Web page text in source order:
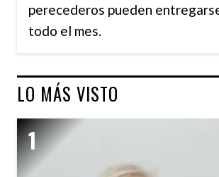
perecederos pueden
todo el mes.
LO MÁS VISTO